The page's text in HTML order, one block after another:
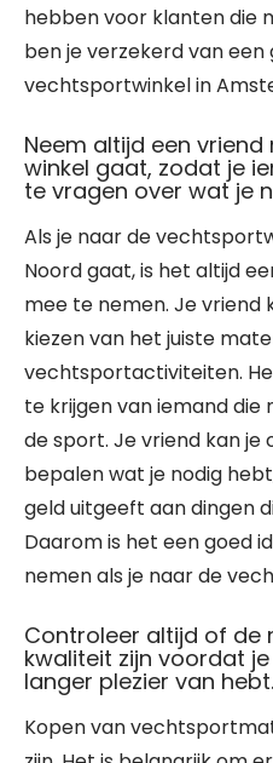
hebben voor klanten die
ben je verzekerd van een
vechtsportwinkel in
Neem altijd een
winkel gaat, zodat je
te vragen over wat je
Als je naar de
Noord gaat, is het altijd
mee te nemen. Je vriend
kiezen van het juiste
vechtsportactiviteiten.
te krijgen van iemand
de sport. Je vriend kan je
bepalen wat je nodig
geld uitgeeft aan dingen
Daarom is het een goed
nemen als je naar de
Controleer altijd of de
kwaliteit zijn voordat
langer plezier van hebt.
Kopen van